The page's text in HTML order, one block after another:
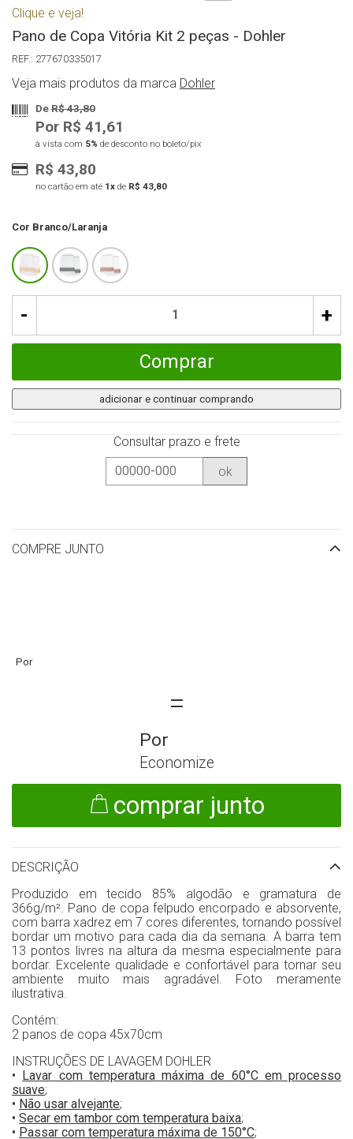
Clique e veja!
Pano de Copa Vitória Kit 2 peças - Dohler
277670335017
Veja mais produtos da marca Dohler
DeR$ 43,80
Por R$ 41,61
à vista com 5% de desconto no boleto/pix
R$ 43,80
no cartão em até 1x de R$ 43,80
Cor Branco/Laranja
- +
Comprar
adicionar e continuar comprando
Consultar prazo e frete
ok
COMPRE JUNTO
Economize
comprar junto
DESCRIÇÃO
Produzido em tecido 85% algodão e gramatura de
366g/m². Pano de copa felpudo encorpado e absorvente,
com barra xadrez em 7 cores diferentes, tornando possível
bordar um motivo para cada dia da semana. A barra tem
13 pontos livres na altura da mesma especialmente para
bordar. Excelente qualidade e confortável para tornar seu
ambiente muito mais agradável. Foto meramente
ilustrativa.
Contém:
2 panos de copa 45x70cm
INSTRUÇÕES DE LAVAGEM DOHLER
• Lavar com temperatura máxima de 60°C em processo
suave;
• Não usar alvejante;
• Secar em tambor com temperatura baixa;
• Passar com temperatura máxima de 150°C;